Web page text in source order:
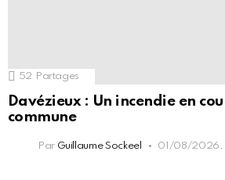
52 Partages
Davézieux : Un incendie en
commune
Par Guillaume Sockeel 01/08/2026,